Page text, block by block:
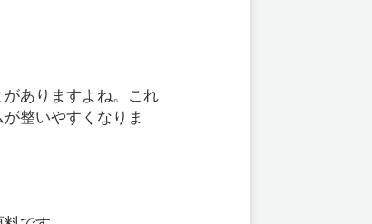
ありますよね。これ
整いやすくなりま